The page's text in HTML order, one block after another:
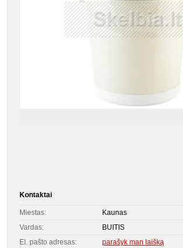
Kontaktai
Miestas:
Kaunas
Vardas:
BUITIS
El. pašto adresas:
parašyk man laišką